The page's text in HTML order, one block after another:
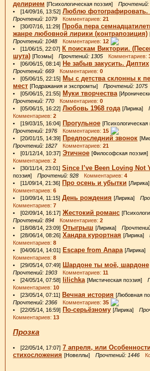
делирием [Психологическая поэзия] Прочтений:
• [14/09/16, 13:52] Люблю
Прочтений: 1079 Комментариев: 21
• [30/07/16, 11:29] Проба пера
жанре любовной лирики (контрапозиция)
Прочтений: 1048 Комментариев: 12
• [11/06/15, 22:07] К поискам Виктории.
шута) [Поэмы] Прочтений: 1305 Комментариев:
• [06/06/15, 08:14] Не забыв закусить. Диптих
Прочтений: 669 Комментариев: 0
• [05/06/15, 22:15] Мы с детства склонны к
мест [Подражания и экспромты] Прочтений: 1075
• [05/06/15, 21:55] Муки творчества
Прочтений: 770 Комментариев: 0
• [05/06/15, 16:22] Любовь 1968 года [Лирика]
Комментариев: 2
• [19/03/15, 16:04] Прогульное
Прочтений: 1976 Комментариев: 15
• [20/01/15, 14:39] Предпоследний звонок
Прочтений: 1827Комментариев: 21
• [01/12/14, 10:37] Этичное [Философская поэзия]
Комментариев: 2
• [30/11/14, 23:01] Since I’ve Been Loving Not
поэзия] Прочтений: 928 Комментариев: 4
• [11/09/14, 21:36] Про осень и убытки
Комментариев: 6
• [10/09/14, 11:15] День рождения [Лирика]
Комментариев: 7
• [02/09/14, 16:17] Жестокий романс
Прочтений: 894 Комментариев: 2
• [18/08/14, 23:09] Отыгрыш [Лирика]
• [28/06/14, 08:26] Хандра курортная [Лирика]
Комментариев: 8
• [04/06/14, 14:01] Escape from Anapa [Лирика]
Комментариев: 8
• [29/05/14, 07:49] Шардоне ты моё, шардоне
Прочтений: 1903 Комментариев: 11
• [24/05/14, 07:58] lilichka [Мистическая поэзия]
Комментариев: 10
• [23/05/14, 07:11] Вечная история [Любовная
Прочтений: 2366 Комментариев: 35
• [22/05/14, 16:59] По-серьёзному [Лирика]
Комментариев: 13
Прозка
• [22/05/14, 17:07] 7 апреля, или
стихосложения [Новеллы] Прочтений: 1446